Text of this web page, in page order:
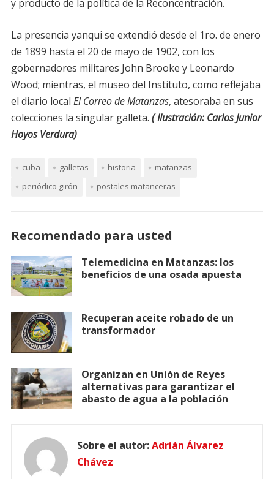
y producto de la política de la Reconcentración.
La presencia yanqui se extendió desde el 1ro. de enero
de 1899 hasta el 20 de mayo de 1902, con los
gobernadores militares John Brooke y Leonardo
Wood; mientras, el museo del Instituto, como reflejaba
el diario local El Correo de Matanzas, atesoraba en sus
colecciones la singular galleta. ( Ilustración: Carlos Junior
Hoyos Verdura)
cuba galletas historia
matanzas
periódico girón
postales matanceras
Recomendado para usted
Telemedicina en Matanzas: los
beneficios de una osada apuesta
Recuperan aceite robado de un
transformador
Organizan en Unión de Reyes
alternativas para garantizar el
abasto de agua a la población
Sobre el autor:Adrián Álvarez
Chávez